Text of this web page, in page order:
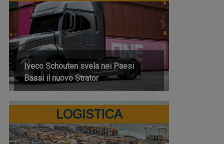
Iveco Schouten svela nei Paesi
Bassi il nuovo Strator
LOGISTICA